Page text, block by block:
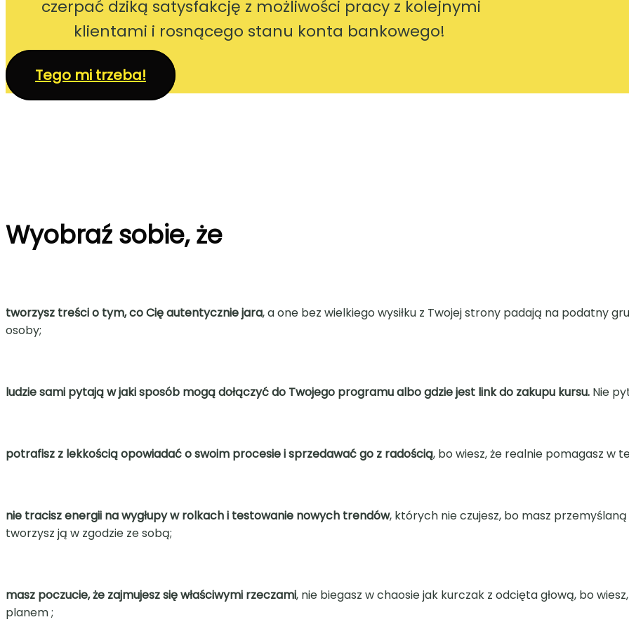
czerpać dziką satysfakcję z możliwości pracy z kolejnymi
klientami i rosnącego stanu konta bankowego!
Tego mi trzeba!
Wyobraź sobie, że
tworzysz treści o tym, co Cię autentycznie jara, a one bez wielkiego wysiłku z Twojej strony padają na podatny
osoby;
ludzie sami pytają w jaki sposób mogą dołączyć do Twojego programu albo gdzie jest link do zakupu kursu. Nie
potrafisz z lekkością opowiadać o swoim procesie i sprzedawać go z radością, bo wiesz, że realnie pomagasz w
nie tracisz energii na wygłupy w rolkach i testowanie nowych trendów, których nie czujesz, bo masz
tworzysz ją w zgodzie ze sobą;
masz poczucie, że zajmujesz się właściwymi rzeczami, nie biegasz w chaosie jak kurczak z odcięta głową, bo
planem ;